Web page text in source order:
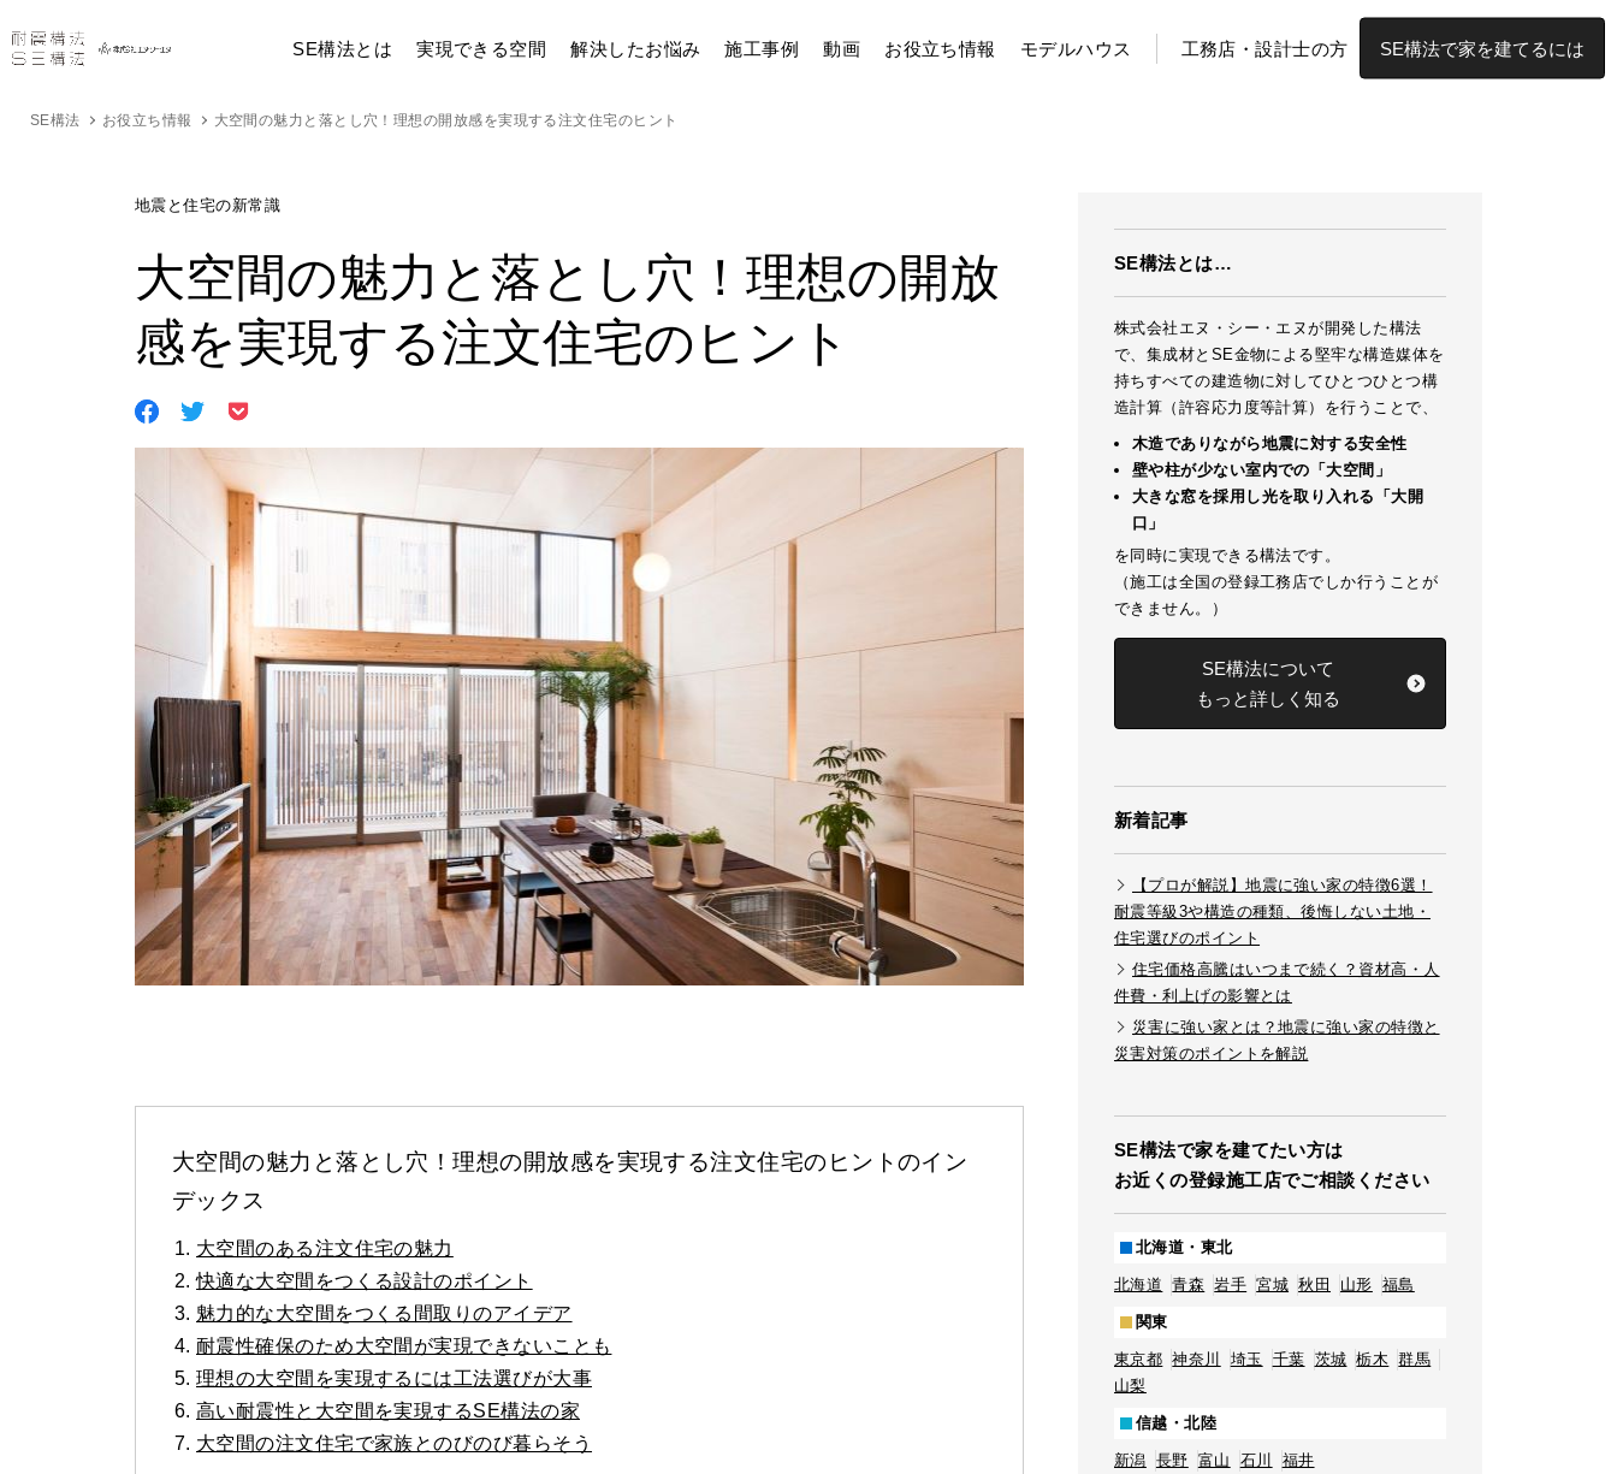
SE構法とは 実現できる空間 解決したお悩み 施工事例 動画 お役立ち情報 モデルハウス 工務店・設計士の方 SE構法で家を建てるには
SE構法 お役立ち情報 大空間の魅力と落とし穴！理想の開放感を実現する注文住宅のヒント
地震と住宅の新常識
大空間の魅力と落とし穴！理想の開放
感を実現する注文住宅のヒント
大空間の魅力と落とし穴！理想の開放感を実現する注文住宅のヒントのイン
デックス
大空間のある注文住宅の魅力
快適な大空間をつくる設計のポイント
魅力的な大空間をつくる間取りのアイデア
耐震性確保のため大空間が実現できないことも
理想の大空間を実現するには工法選びが大事
高い耐震性と大空間を実現するSE構法の家
大空間の注文住宅で家族とのびのび暮らそう
SE構法とは…
株式会社エヌ・シー・エヌが開発した構法
で、集成材とSE金物による堅牢な構造媒体を
持ちすべての建造物に対してひとつひとつ構
造計算（許容応力度等計算）を行うことで、
木造でありながら地震に対する安全性
壁や柱が少ない室内での「大空間」
大きな窓を採用し光を取り入れる「大開
口」
を同時に実現できる構法です。
（施工は全国の登録工務店でしか行うことが
できません。）
SE構法について
もっと詳しく知る
新着記事
【プロが解説】地震に強い家の特徴6選！
耐震等級3や構造の種類、後悔しない土地・
住宅選びのポイント
住宅価格高騰はいつまで続く？資材高・人
件費・利上げの影響とは
災害に強い家とは？地震に強い家の特徴と
災害対策のポイントを解説
SE構法で家を建てたい方は
お近くの登録施工店でご相談ください
北海道・東北
北海道 青森 岩手 宮城 秋田 山形 福島
関東
東京都 神奈川 埼玉 千葉 茨城 栃木
群馬
山梨
信越・北陸
新潟 長野 富山 石川 福井